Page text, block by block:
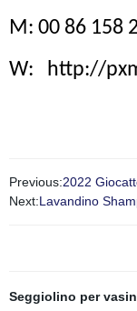
M: 00 86 158
W:
http://
Previous:2022
Next:Lavandino
Seggiolino per